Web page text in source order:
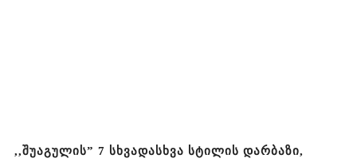
,,შუაგულის” 7 სხვადასხვა სტილის დარბაზი,